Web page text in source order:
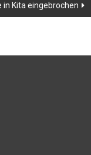
Kita eingebrochen